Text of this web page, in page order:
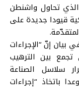
الذي تحاول واشنطن
قيودا جديدة على
بيان إنّ “الإجراءات
تجمع بين الترهيب
سلاسل الصناعة
باتخاذ “إجراءات